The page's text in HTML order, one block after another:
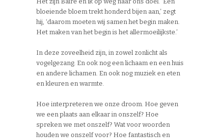
bloeiende bloem trekt honderd bijen aan,’ zegt
hij, ‘daarom moeten wij samen het begin maken.
Het maken van het begin is het allermoeilijkste.’
In deze zoveelheid zijn, in zowel zonlicht als
vogelgezang. En ook nog een lichaam en een huis
en andere lichamen. En ook nog muziek en eten
en kleuren en warmte.
Hoe interpreteren we onze droom. Hoe geven
we een plaats aan elkaar in onszelf? Hoe
spreken we met onszelf? Wat voor woorden
houden we onszelf voor? Hoe fantastisch en